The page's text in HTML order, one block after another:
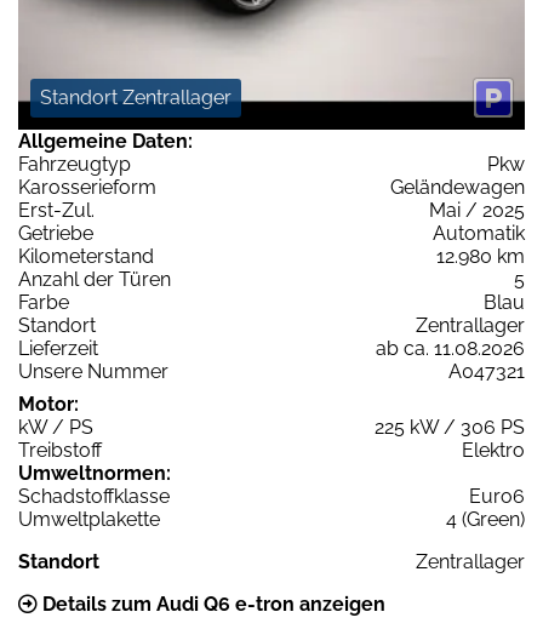
Standort Zentrallager
Allgemeine Daten:
Fahrzeugtyp
Pkw
Karosserieform
Geländewagen
Erst-Zul.
Mai / 2025
Getriebe
Automatik
Kilometerstand
12.980 km
Anzahl der Türen
5
Farbe
Blau
Standort
Zentrallager
Lieferzeit
ab ca. 11.08.2026
Unsere Nummer
A047321
Motor:
kW / PS
225 kW / 306 PS
Treibstoff
Elektro
Umweltnormen:
Schadstoffklasse
Euro6
Umweltplakette
4 (Green)
Standort
Zentrallager
Details zum Audi Q6 e-tron anzeigen